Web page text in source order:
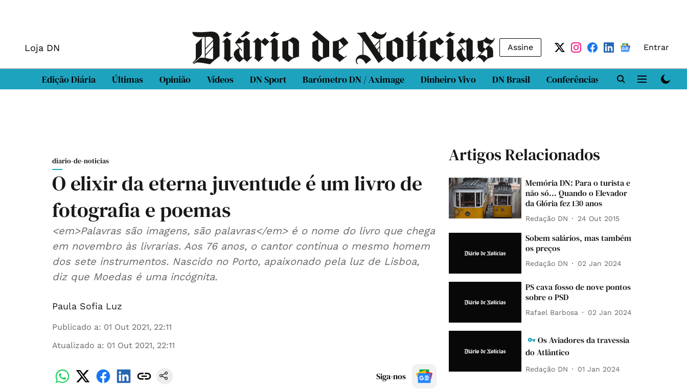
Loja DN Assine Entrar
Edição Diária Últimas Opinião Vídeos DN Sport Barómetro DN / Aximage Dinheiro Vivo DN Brasil Conferências DN LAB
diario-de-noticias
O elixir da eterna juventude é um livro de
fotografia e poemas
<em>Palavras são imagens, são palavras</em> é o nome do livro que chega
em novembro às livrarias. Aos 76 anos, o cantor continua o mesmo homem
dos sete instrumentos. Nascido no Porto, apaixonado pela luz de Lisboa,
diz que Moedas é uma incógnita.
Paula Sofia Luz
Publicado a: 01 Out 2021, 22:11
Atualizado a: 01 Out 2021, 22:11
Siga-nos
Artigos Relacionados
Memória DN: Para o turista e
não só... Quando o Elevador
da Glória fez 130 anos
Redação DN 24 Out 2015
Sobem salários, mas também
os preços
Redação DN 02 Jan 2024
PS cava fosso de nove pontos
sobre o PSD
Rafael Barbosa 02 Jan 2024
Os Aviadores da travessia
do Atlântico
Redação DN 01 Jan 2024